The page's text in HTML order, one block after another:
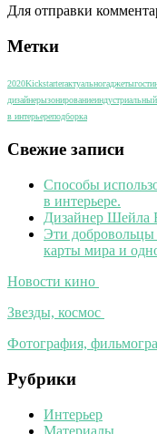
Для отправки
Метки
2020Kickstarterактуальногаджеты
дизайнерызонирование
в интерьереподборка
Свежие записи
Способы
в интерьере.
Дизайнер Шейла
Эти
карты мира и
Новости кино
Звезды, космос
Фотография,
Рубрики
Интерьер
Материалы